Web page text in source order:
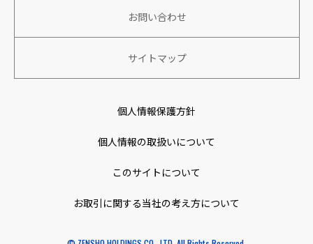
社名の由来
お問い合わせ
サイトマップ
個人情報保護方針
個人情報の取扱いについて
このサイトについて
お取引に関する当社の考え方について